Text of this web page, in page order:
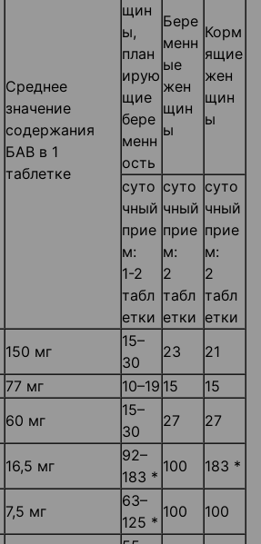
Среднее
значение
содержания
БАВ в 1
таблетке
щин
ы,
план
ирую
щие
бере
менн
ость
Бере
менн
ые
жен
щин
ы
Корм
ящие
жен
щин
ы
суто
чный
прие
м:
1-2
табл
етки
суто
чный
прие
м:
2
табл
етки
суто
чный
прие
м:
2
табл
етки
150 мг
15–
30
23
21
77 мг 10–19 15
15
60 мг
15–
30
27 27
16,5 мг
92–
183 *
100 183 *
7,5 мг
63–
125 *
100
100